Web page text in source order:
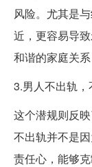
风险。尤其是
近，更容易导
和谐的家庭关
3.男人不出轨，
这个潜规则反
不出轨并不是
责任心，能够